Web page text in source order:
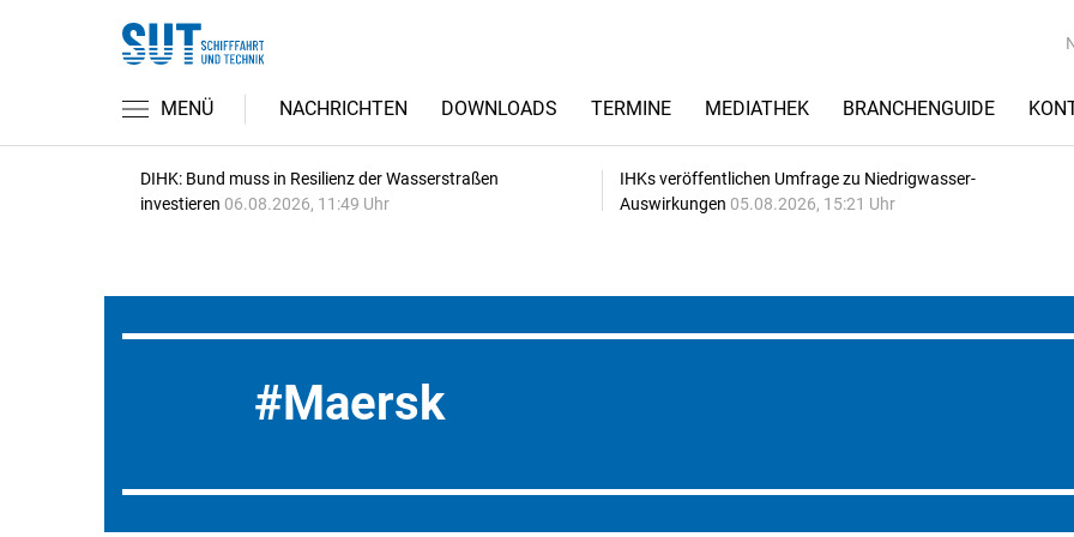
MENÜ NACHRICHTEN DOWNLOADS TERMINE MEDIATHEK BRANCHENGUIDE
DIHK: Bund muss in Resilienz der Wasserstraßen
investieren 06.08.2026, 11:49 Uhr
IHKs veröffentlichen Umfrage zu Niedrigwasser-
Auswirkungen 05.08.2026, 15:21 Uhr
Maersk